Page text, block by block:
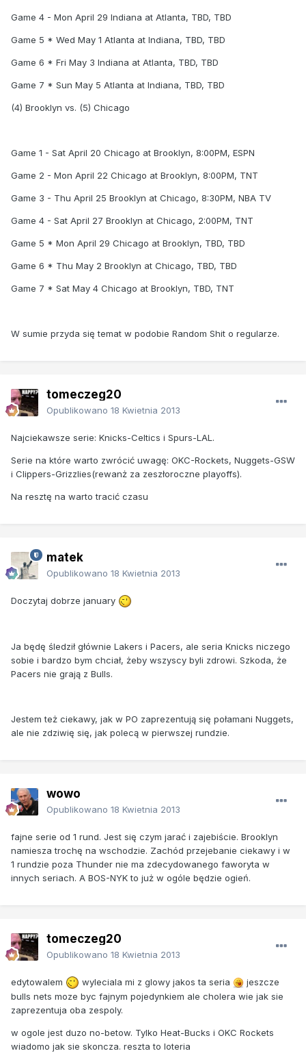
Game 4 - Mon April 29 Indiana at Atlanta, TBD, TBD
Game 5 * Wed May 1 Atlanta at Indiana, TBD, TBD
Game 6 * Fri May 3 Indiana at Atlanta, TBD, TBD
Game 7 * Sun May 5 Atlanta at Indiana, TBD, TBD
(4) Brooklyn vs. (5) Chicago
Game 1 - Sat April 20 Chicago at Brooklyn, 8:00PM, ESPN
Game 2 - Mon April 22 Chicago at Brooklyn, 8:00PM, TNT
Game 3 - Thu April 25 Brooklyn at Chicago, 8:30PM, NBA TV
Game 4 - Sat April 27 Brooklyn at Chicago, 2:00PM, TNT
Game 5 * Mon April 29 Chicago at Brooklyn, TBD, TBD
Game 6 * Thu May 2 Brooklyn at Chicago, TBD, TBD
Game 7 * Sat May 4 Chicago at Brooklyn, TBD, TNT
W sumie przyda się temat w podobie Random Shit o regularze.
tomeczeg20
Opublikowano 18 Kwietnia 2013
Najciekawsze serie: Knicks-Celtics i Spurs-LAL.
Serie na które warto zwrócić uwagę: OKC-Rockets, Nuggets-GSW
i Clippers-Grizzlies(rewanż za zeszłoroczne playoffs).
Na resztę na warto tracić czasu
matek
Opublikowano 18 Kwietnia 2013
Doczytaj dobrze january
Ja będę śledził głównie Lakers i Pacers, ale seria Knicks niczego
sobie i bardzo bym chciał, żeby wszyscy byli zdrowi. Szkoda, że
Pacers nie grają z Bulls.
Jestem też ciekawy, jak w PO zaprezentują się połamani Nuggets,
ale nie zdziwię się, jak polecą w pierwszej rundzie.
wowo
Opublikowano 18 Kwietnia 2013
fajne serie od 1 rund. Jest się czym jarać i zajebiście. Brooklyn
namiesza trochę na wschodzie. Zachód przejebanie ciekawy i w
1 rundzie poza Thunder nie ma zdecydowanego faworyta w
innych seriach. A BOS-NYK to już w ogóle będzie ogień.
tomeczeg20
Opublikowano 18 Kwietnia 2013
edytowalem wyleciala mi z glowy jakos ta seria
jeszcze
bulls nets moze byc fajnym pojedynkiem ale cholera wie jak sie
zaprezentuja oba zespoly.
w ogole jest duzo no-betow. Tylko Heat-Bucks i OKC Rockets
wiadomo jak sie skoncza. reszta to loteria